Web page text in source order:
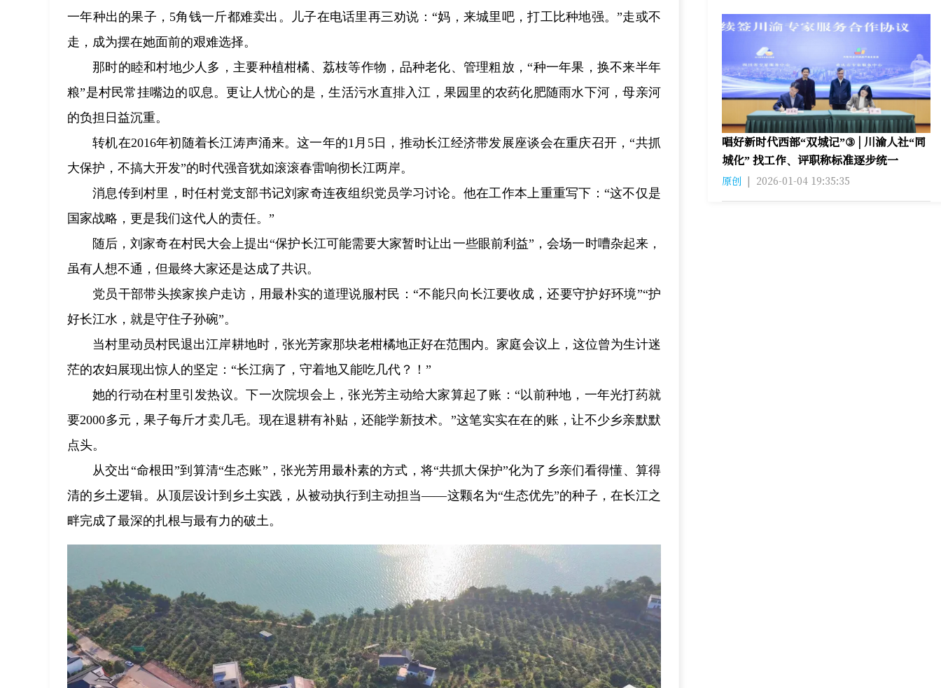
一年种出的果子，5角钱一斤都难卖出。儿子在电话里再三劝说：“妈，来城里吧，打工比种地强。”走或不
走，成为摆在她面前的艰难选择。
那时的睦和村地少人多，主要种植柑橘、荔枝等作物，品种老化、管理粗放，“种一年果，换不来半年
粮”是村民常挂嘴边的叹息。更让人忧心的是，生活污水直排入江，果园里的农药化肥随雨水下河，母亲河
的负担日益沉重。
转机在2016年初随着长江涛声涌来。这一年的1月5日，推动长江经济带发展座谈会在重庆召开，“共抓
大保护，不搞大开发”的时代强音犹如滚滚春雷响彻长江两岸。
消息传到村里，时任村党支部书记刘家奇连夜组织党员学习讨论。他在工作本上重重写下：“这不仅是
国家战略，更是我们这代人的责任。”
随后，刘家奇在村民大会上提出“保护长江可能需要大家暂时让出一些眼前利益”，会场一时嘈杂起来，
虽有人想不通，但最终大家还是达成了共识。
党员干部带头挨家挨户走访，用最朴实的道理说服村民：“不能只向长江要收成，还要守护好环境”“护
好长江水，就是守住子孙碗”。
当村里动员村民退出江岸耕地时，张光芳家那块老柑橘地正好在范围内。家庭会议上，这位曾为生计迷
茫的农妇展现出惊人的坚定：“长江病了，守着地又能吃几代？！”
她的行动在村里引发热议。下一次院坝会上，张光芳主动给大家算起了账：“以前种地，一年光打药就
要2000多元，果子每斤才卖几毛。现在退耕有补贴，还能学新技术。”这笔实实在在的账，让不少乡亲默默
点头。
从交出“命根田”到算清“生态账”，张光芳用最朴素的方式，将“共抓大保护”化为了乡亲们看得懂、算得
清的乡土逻辑。从顶层设计到乡土实践，从被动执行到主动担当——这颗名为“生态优先”的种子，在长江之
畔完成了最深的扎根与最有力的破土。
唱好新时代西部“双城记”③ | 川渝人社“同
城化” 找工作、评职称标准逐步统一
原创 | 2026-01-04 19:35:35